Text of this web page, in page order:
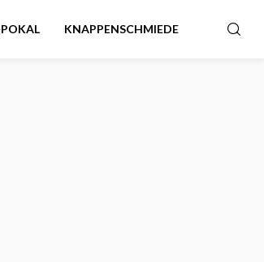
KNAPPENSCHMIEDE